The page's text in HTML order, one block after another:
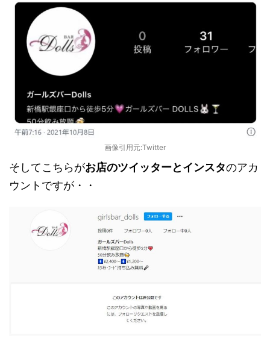
画像引用元:Twitter
そしてこちらがお店のツイッターとインスタのアカ
ウントですが・・